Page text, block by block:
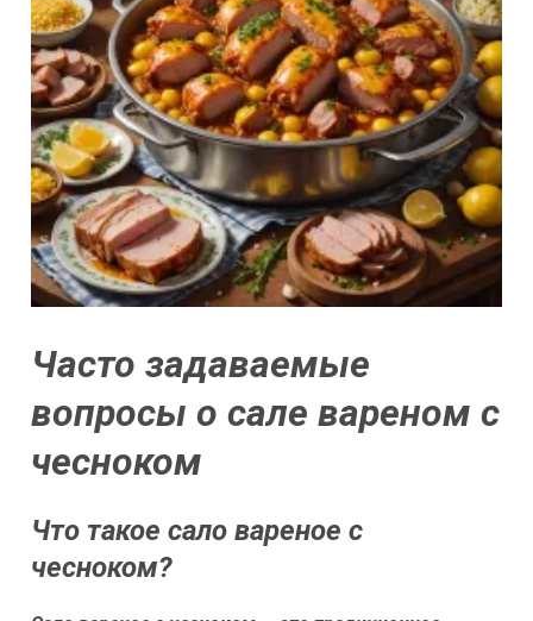
Часто задаваемые
вопросы о сале вареном с
чесноком
Что такое сало вареное с
чесноком?